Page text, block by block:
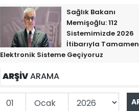
Sağlık Bakanı
Memişoğlu: 112
Sistemimizde 2026
İtibarıyla Tamamen
Elektronik Sisteme Geçiyoruz
ARŞİVARAMA